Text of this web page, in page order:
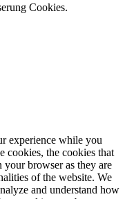
Cookies.
experience while you
cookies, the cookies that
your browser as they are
of the website. We
and understand how